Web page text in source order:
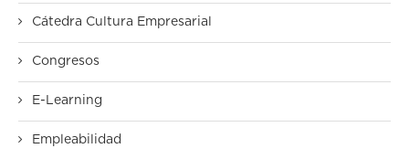
Cátedra Cultura Empresarial
Congresos
E-Learning
Empleabilidad